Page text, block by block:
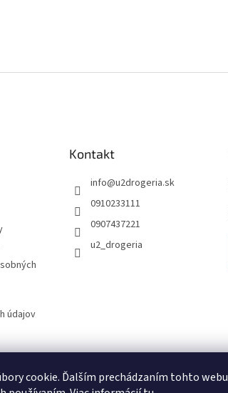
cookie. Ďalším prechádzaním tohto webu
údajov
Kontakt
info@u2drogeria.sk
0910233111
0907437221
u2_drogeria